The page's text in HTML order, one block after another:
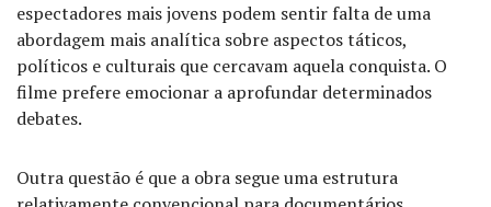
espectadores mais jovens podem sentir falta de uma
abordagem mais analítica sobre aspectos táticos,
políticos e culturais que cercavam aquela conquista. O
filme prefere emocionar a aprofundar determinados
debates.
Outra questão é que a obra segue uma estrutura